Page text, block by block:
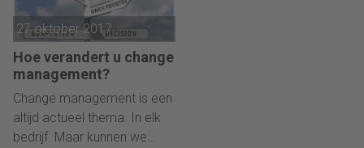
27 oktober 2017
Hoe verandert u change
management?
Change management is een
altijd actueel thema. In elk
bedrijf. Maar kunnen we